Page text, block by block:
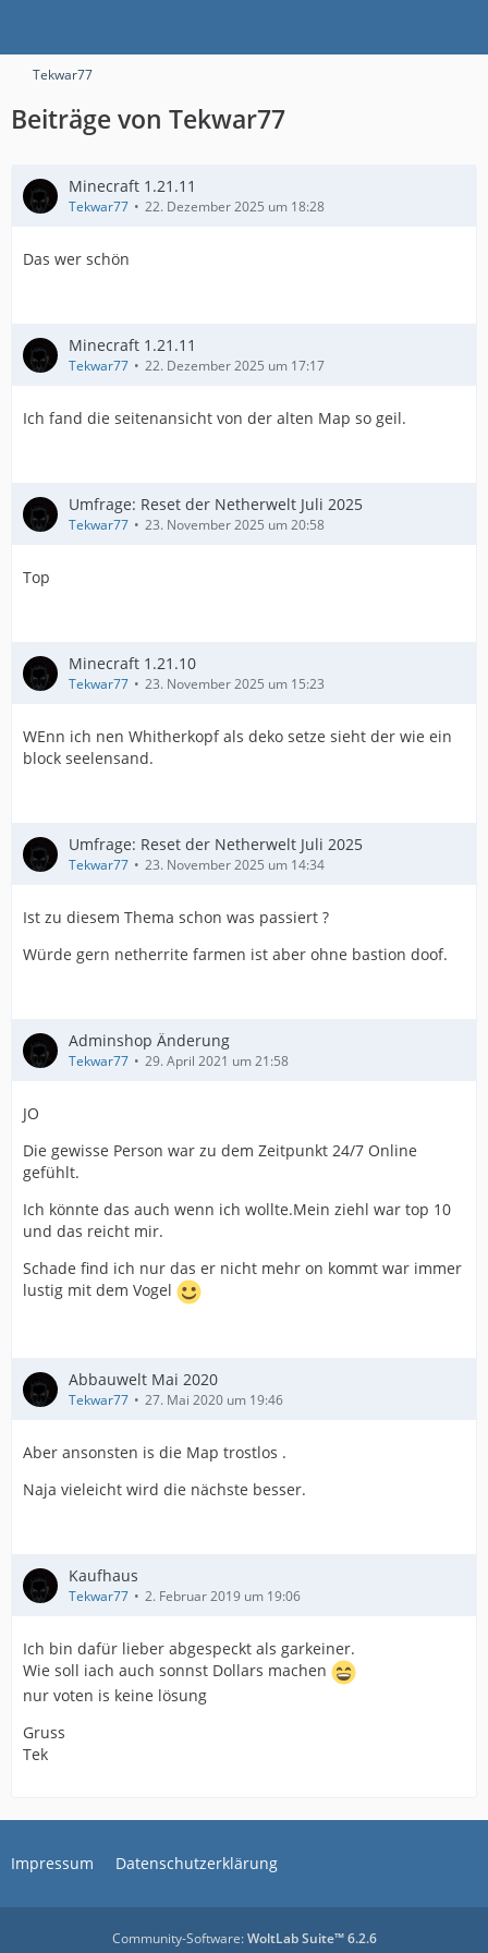
Tekwar77
Beiträge von Tekwar77
Minecraft 1.21.11
Tekwar77 22. Dezember 2025 um 18:28
Das wer schön
Minecraft 1.21.11
Tekwar77 22. Dezember 2025 um 17:17
Ich fand die seitenansicht von der alten Map so geil.
Umfrage: Reset der Netherwelt Juli 2025
Tekwar77 23. November 2025 um 20:58
Top
Minecraft 1.21.10
Tekwar77 23. November 2025 um 15:23
WEnn ich nen Whitherkopf als deko setze sieht der wie ein
block seelensand.
Umfrage: Reset der Netherwelt Juli 2025
Tekwar77 23. November 2025 um 14:34
Ist zu diesem Thema schon was passiert ?
Würde gern netherrite farmen ist aber ohne bastion doof.
Adminshop Änderung
Tekwar77 29. April 2021 um 21:58
JO
Die gewisse Person war zu dem Zeitpunkt 24/7 Online
gefühlt.
Ich könnte das auch wenn ich wollte.Mein ziehl war top 10
und das reicht mir.
Schade find ich nur das er nicht mehr on kommt war immer
lustig mit dem Vogel
Abbauwelt Mai 2020
Tekwar77 27. Mai 2020 um 19:46
Aber ansonsten is die Map trostlos .
Naja vieleicht wird die nächste besser.
Kaufhaus
Tekwar77 2. Februar 2019 um 19:06
Ich bin dafür lieber abgespeckt als garkeiner.
Wie soll iach auch sonnst Dollars machen
nur voten is keine lösung
Gruss
Tek
Impressum Datenschutzerklärung
Community-Software:WoltLab Suite™ 6.2.6